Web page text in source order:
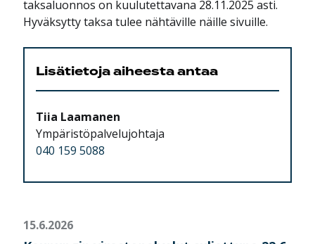
taksaluonnos on kuulutettavana 28.11.2025 asti.
Hyväksytty taksa tulee nähtäville näille sivuille.
Lisätietoja aiheesta antaa
Tiia Laamanen
Ympäristöpalvelujohtaja
040 159 5088
15.6.2026